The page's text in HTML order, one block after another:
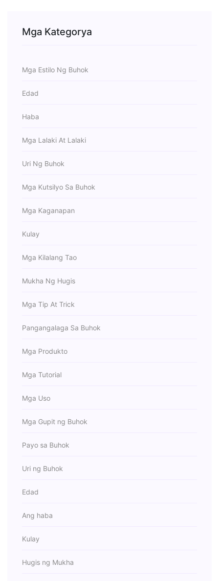
Mga Kategorya
Mga Estilo Ng Buhok
Edad
Haba
Mga Lalaki At Lalaki
Uri Ng Buhok
Mga Kutsilyo Sa Buhok
Mga Kaganapan
Kulay
Mga Kilalang Tao
Mukha Ng Hugis
Mga Tip At Trick
Pangangalaga Sa Buhok
Mga Produkto
Mga Tutorial
Mga Uso
Mga Gupit ng Buhok
Payo sa Buhok
Uri ng Buhok
Edad
Ang haba
Kulay
Hugis ng Mukha